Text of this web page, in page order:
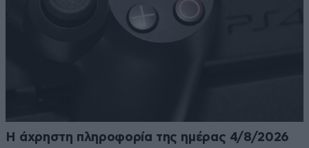
Η άχρηστη πληροφορία της ημέρας 4/8/2026